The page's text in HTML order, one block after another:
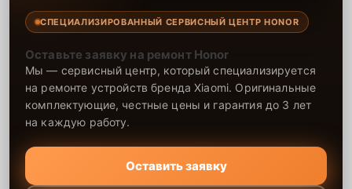
СПЕЦИАЛИЗИРОВАННЫЙ СЕРВИСНЫЙ ЦЕНТР HONOR
Оставьте заявку на ремонт Honor
Мы — сервисный центр, который специализируется
на ремонте устройств бренда Xiaomi. Оригинальные
комплектующие, честные цены и гарантия до 3 лет
на каждую работу.
Оставить заявку